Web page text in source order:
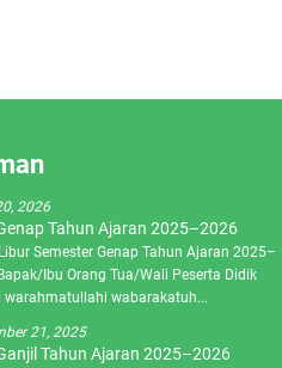
2026
Tahun Ajaran 2025–2026
Semester Genap Tahun Ajaran 2025–
Ibu Orang Tua/Wali Peserta Didik
warahmatullahi wabarakatuh...
21, 2025
Tahun Ajaran 2025–2026